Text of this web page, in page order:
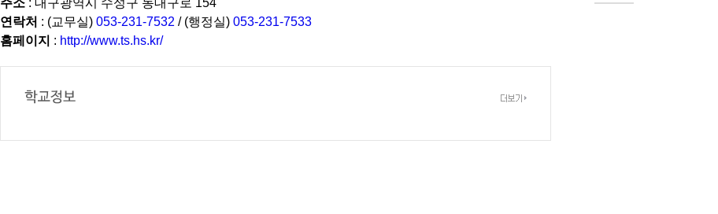
주소 : 대구광역시 수성구 동대구로 154
연락처 : (교무실) 053-231-7532 / (행정실) 053-231-7533
홈페이지 : http://www.ts.hs.kr/